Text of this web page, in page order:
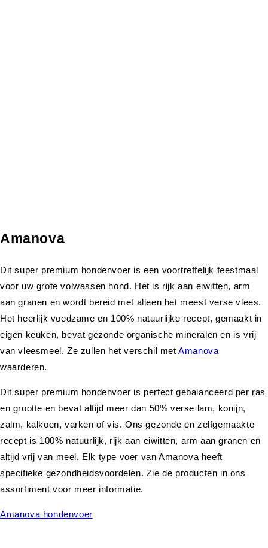
Amanova
Dit super premium hondenvoer is een voortreffelijk feestmaal
voor uw grote volwassen hond. Het is rijk aan eiwitten, arm
aan granen en wordt bereid met alleen het meest verse vlees.
Het heerlijk voedzame en 100% natuurlijke recept, gemaakt in
eigen keuken, bevat gezonde organische mineralen en is vrij
van vleesmeel. Ze zullen het verschil metAmanova
waarderen.
Dit super premium hondenvoer is perfect gebalanceerd per ras
en grootte en bevat altijd meer dan 50% verse lam, konijn,
zalm, kalkoen, varken of vis. Ons gezonde en zelfgemaakte
recept is 100% natuurlijk, rijk aan eiwitten, arm aan granen en
altijd vrij van meel. Elk type voer van Amanova heeft
specifieke gezondheidsvoordelen. Zie de producten in ons
assortiment voor meer informatie.
Amanova hondenvoer